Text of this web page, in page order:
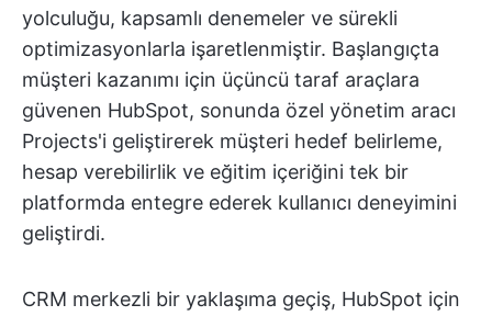
yolculuğu, kapsamlı denemeler ve sürekli
optimizasyonlarla işaretlenmiştir. Başlangıçta
müşteri kazanımı için üçüncü taraf araçlara
güvenen HubSpot, sonunda özel yönetim aracı
Projects'i geliştirerek müşteri hedef belirleme,
hesap verebilirlik ve eğitim içeriğini tek bir
platformda entegre ederek kullanıcı deneyimini
geliştirdi.
CRM merkezli bir yaklaşıma geçiş, HubSpot için